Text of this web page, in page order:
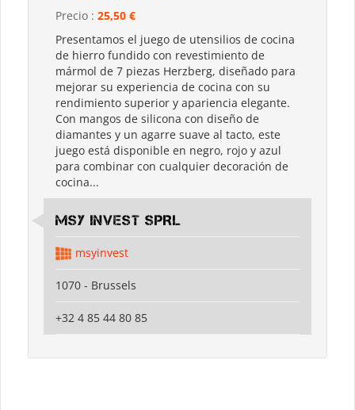
Precio : 25,50 €
Presentamos el juego de utensilios de cocina
de hierro fundido con revestimiento de
mármol de 7 piezas Herzberg, diseñado para
mejorar su experiencia de cocina con su
rendimiento superior y apariencia elegante.
Con mangos de silicona con diseño de
diamantes y un agarre suave al tacto, este
juego está disponible en negro, rojo y azul
para combinar con cualquier decoración de
cocina...
MSY INVEST SPRL
msyinvest
1070 - Brussels
+32 4 85 44 80 85